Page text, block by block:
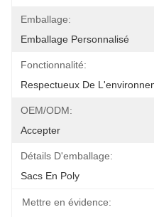
Emballage:
Emballage Personnalisé
Fonctionnalité:
Respectueux De
OEM/ODM:
Accepter
Détails D'emballage:
Sacs En Poly
Mettre en évidence: